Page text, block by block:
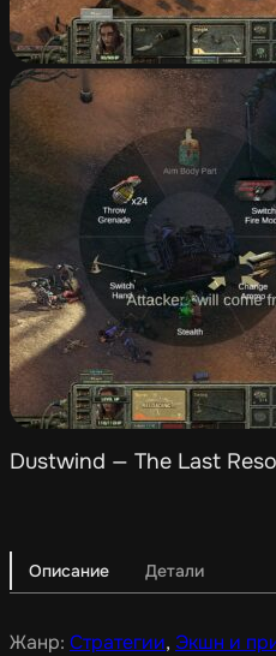
Dustwind — The Last
Описание Детали
Жанр: Стратегии, Экшн и